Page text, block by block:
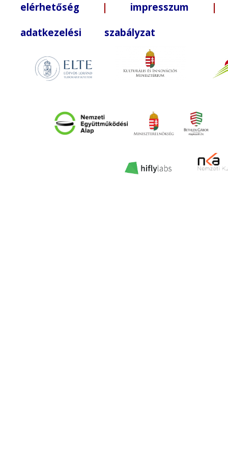
elérhetőség | impresszum |
adatkezelési szabályzat